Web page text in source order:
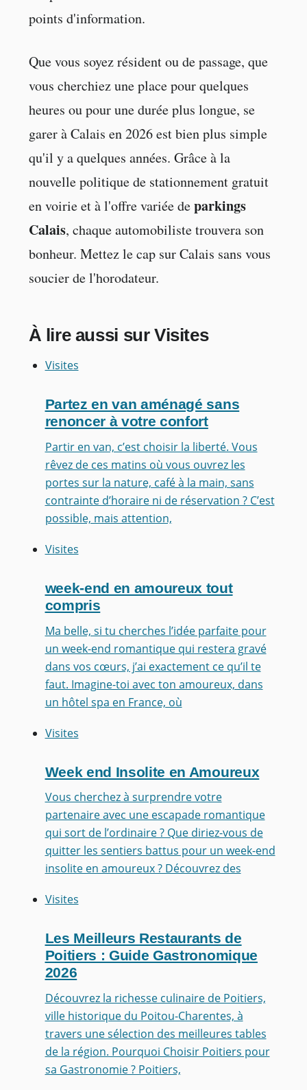
points d'information.
Que vous soyez résident ou de passage, que
vous cherchiez une place pour quelques
heures ou pour une durée plus longue, se
garer à Calais en 2026 est bien plus simple
qu'il y a quelques années. Grâce à la
nouvelle politique de stationnement gratuit
en voirie et à l'offre variée deparkings
Calais, chaque automobiliste trouvera son
bonheur. Mettez le cap sur Calais sans vous
soucier de l'horodateur.
À lire aussi sur Visites
Visites
Partez en van aménagé sans
renoncer à votre confort
Partir en van, c’est choisir la liberté. Vous
rêvez de ces matins où vous ouvrez les
portes sur la nature, café à la main, sans
contrainte d’horaire ni de réservation ? C’est
possible, mais attention,
Visites
week-end en amoureux tout
compris
Ma belle, si tu cherches l’idée parfaite pour
un week-end romantique qui restera gravé
dans vos cœurs, j’ai exactement ce qu’il te
faut. Imagine-toi avec ton amoureux, dans
un hôtel spa en France, où
Visites
Week end Insolite en Amoureux
Vous cherchez à surprendre votre
partenaire avec une escapade romantique
qui sort de l’ordinaire ? Que diriez-vous de
quitter les sentiers battus pour un week-end
insolite en amoureux ? Découvrez des
Visites
Les Meilleurs Restaurants de
Poitiers : Guide Gastronomique
2026
Découvrez la richesse culinaire de Poitiers,
ville historique du Poitou-Charentes, à
travers une sélection des meilleures tables
de la région. Pourquoi Choisir Poitiers pour
sa Gastronomie ? Poitiers,